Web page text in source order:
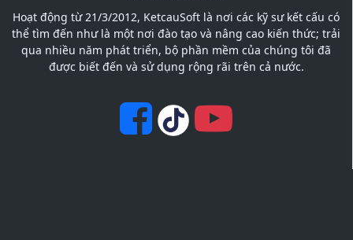
Hoạt động từ 21/3/2012, KetcauSoft là nơi các kỹ sư kết cấu có
thể tìm đến như là một nơi đào tạo và nâng cao kiến thức; trải
qua nhiều năm phát triển, bộ phần mềm của chúng tôi đã
được biết đến và sử dụng rộng rãi trên cả nước.